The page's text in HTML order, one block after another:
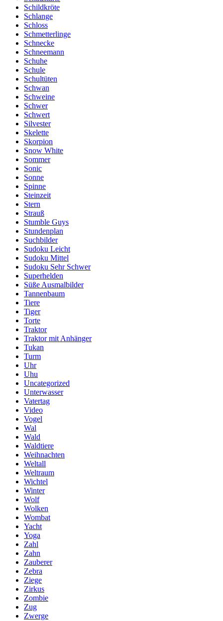
Schildkröte
Schlange
Schloss
Schmetterlinge
Schnecke
Schneemann
Schuhe
Schule
Schultüten
Schwan
Schweine
Schwer
Schwert
Silvester
Skelette
Skorpion
Snow White
Sommer
Sonic
Sonne
Spinne
Steinzeit
Stern
Strauß
Stumble Guys
Stundenplan
Suchbilder
Sudoku Leicht
Sudoku Mittel
Sudoku Sehr Schwer
Superhelden
Süße Ausmalbilder
Tannenbaum
Tiere
Tiger
Torte
Traktor
Traktor mit Anhänger
Tukan
Turm
Uhr
Uhu
Uncategorized
Unterwasser
Vatertag
Video
Vogel
Wal
Wald
Waldtiere
Weihnachten
Weltall
Weltraum
Wichtel
Winter
Wolf
Wolken
Wombat
Yacht
Yoga
Zahl
Zahn
Zauberer
Zebra
Ziege
Zirkus
Zombie
Zug
Zwerge